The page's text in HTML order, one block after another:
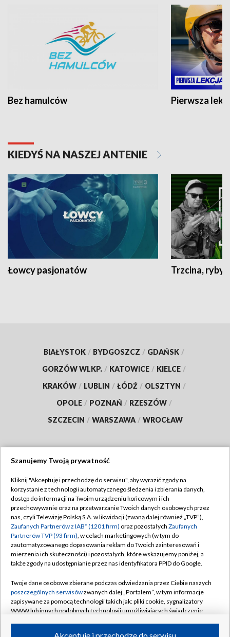
Bez hamulców Pierwsza
KIEDYŚ NA NASZEJ ANTENIE
Łowcy pasjonatów Trzcina, ryby
BIAŁYSTOK / BYDGOSZCZ / GDAŃSK /
GORZÓW WLKP. / KATOWICE / KIELCE /
KRAKÓW / LUBLIN / ŁÓDŹ / OLSZTYN /
OPOLE / POZNAŃ / RZESZÓW /
SZCZECIN / WARSZAWA / WROCŁAW
TVP
Abonament TVP
Emisja w TVP
Centrum informacji TVP
Naziemna Telewizja Cyfrowa
Rada Programowa
System NOS
Informacje o nadawcy
Regulamin TVP
Polityka prywatności
Moje zgody
Pomoc
Kontakt
Kanały
Szanujemy Twoją prywatność
Kliknij "Akceptuję i przechodzę do serwisu", aby wyrazić zgody na
korzystanie z technologii automatycznego śledzenia i zbierania danych,
dostęp do informacji na Twoim urządzeniu końcowym i ich
przechowywanie oraz na przetwarzanie Twoich danych osobowych przez
nas, czyli Telewizję Polską S.A. w likwidacji (zwaną dalej również „TVP”),
Zaufanych Partnerów z IAB* (1201 firm) oraz pozostałych Zaufanych
Partnerów TVP (93 firm), w celach marketingowych (w tym do
zautomatyzowanego dopasowania reklam do Twoich zainteresowań i
mierzenia ich skuteczności) i pozostałych, które wskazujemy poniżej, a
także zgody na udostępnianie przez nas identyfikatora PPID do Google.
Twoje dane osobowe zbierane podczas odwiedzania przez Ciebie naszych
poszczególnych serwisówzwanych dalej „Portalem”, w tym informacje
zapisywane za pomocą technologii takich jak: pliki cookie, sygnalizatory
WWW lub innych podobnych technologii umożliwiających świadczenie